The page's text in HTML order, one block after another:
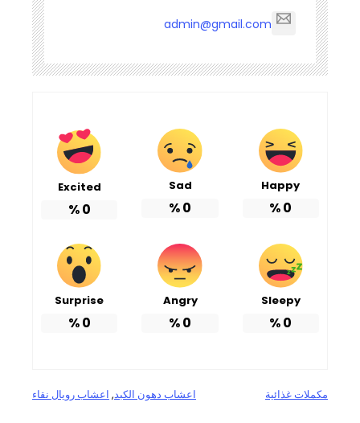
admin@gmail.com
Happy
0
%
Sad
0
%
Excited
0
%
Sleepy
0
%
Angry
0
%
Surprise
0
%
مكملات غذائية اعشاب دهون الكبد, اعشاب رويال نقاء